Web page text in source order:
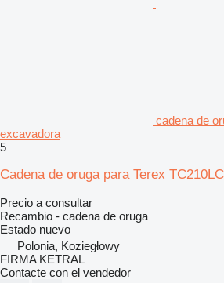
cadena de
excavadora
5
Cadena de oruga para Terex
Precio a consultar
Recambio - cadena de oruga
Estado nuevo
Polonia, Koziegłowy
FIRMA KETRAL
Contacte con el vendedor